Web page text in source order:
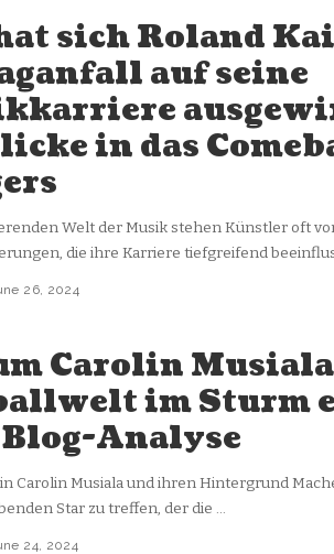
sich Roland
auf seine
in das
Welt der Musik stehen Künstler oft
die ihre Karriere tiefgreifend
26, 2024
Carolin
im Sturm
Analyse
Carolin Musiala und ihren Hintergrund
Star zu treffen, der die ...
24, 2024